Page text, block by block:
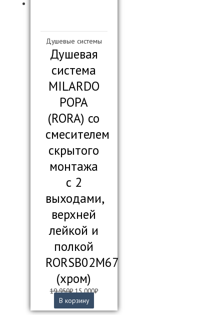
Душевые системы
Душевая
система
MILARDO
РОРА
(RORA) со
смесителем
скрытого
монтажа
с 2
выходами,
верхней
лейкой и
полкой
RORSB02M67
(хром)
19 950₽Первоначальная
цена
составляла
15 000₽Текущая
15
В корзину